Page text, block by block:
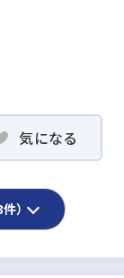
気になる
件）